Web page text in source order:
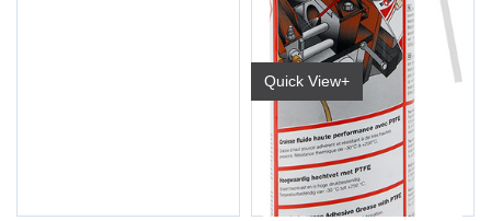
Quick View+
6506 5581